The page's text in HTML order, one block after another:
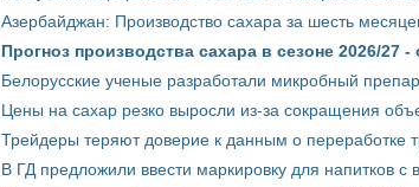
Азербайджан: Производство сахара за шесть
Прогноз производства сахара в сезоне 2026/27
Белорусские ученые разработали микробный
Цены на сахар резко выросли из-за сокращения
Трейдеры теряют доверие к данным о переработке
В ГД предложили ввести маркировку для напитков